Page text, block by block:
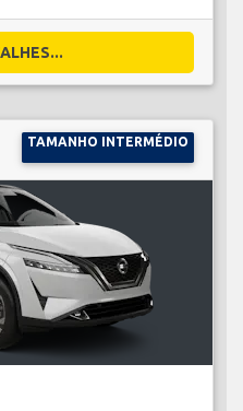
TAMANHO INTERMÉDIO